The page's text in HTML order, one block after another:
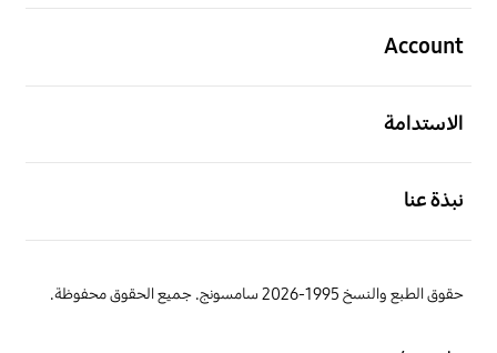
Account
الاستدامة
نبذة عنا
حقوق الطبع والنسخ 1995-2026 سامسونج. جميع الحقوق محفوظة.